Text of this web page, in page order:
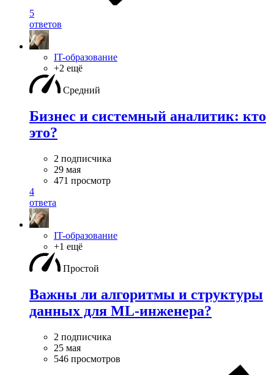
5
ответов
IT-образование
+2 ещё
Средний
Бизнес и системный аналитик: кто
это?
2 подписчика
29 мая
471 просмотр
4
ответа
IT-образование
+1 ещё
Простой
Важны ли алгоритмы и структуры
данных для ML-инженера?
2 подписчика
25 мая
546 просмотров